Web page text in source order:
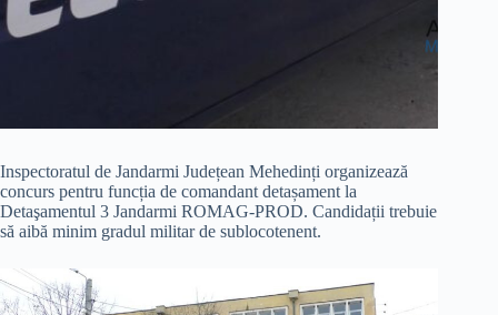
Inspectoratul de Jandarmi Județean Mehedinți organizează
concurs pentru funcția de comandant detașament la
Detaşamentul 3 Jandarmi ROMAG-PROD. Candidații trebuie
să aibă minim gradul militar de sublocotenent.